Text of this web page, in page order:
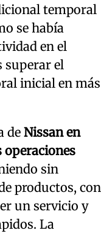
temporal
se había
en el
superar el
inicial en más
de Nissan en
sin
productos, con
un servicio y
La